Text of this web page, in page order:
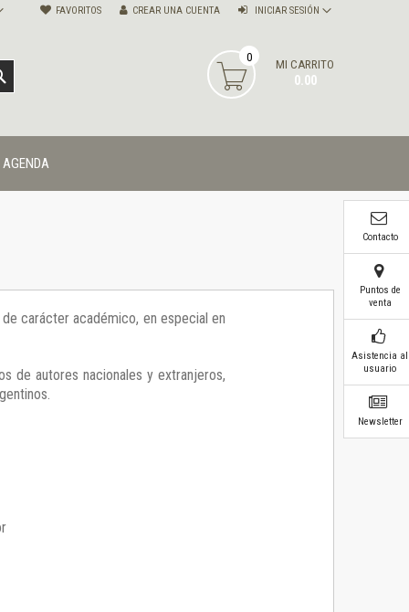
FAVORITOS INICIAR SESIÓN
CREAR UNA CUENTA
MI CARRITO
0.00
0
AGENDA
carácter académico, en especial en
de autores nacionales y extranjeros,
Contacto
Puntos de
venta
Asistencia al
usuario
Newsletter